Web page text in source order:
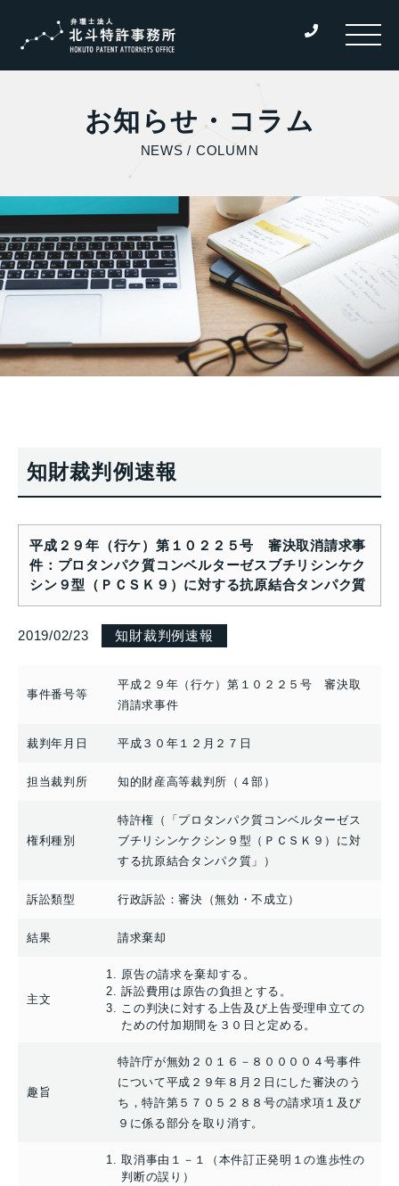
お知らせ・コラム
NEWS / COLUMN
知財裁判例速報
平成２９年（行ケ）第１０２２５号 審決取消請求事
件：プロタンパク質コンベルターゼスブチリシンケク
シン９型（ＰＣＳＫ９）に対する抗原結合タンパク質
2019/02/23 知財裁判例速報
事件番号等
平成２９年（行ケ）第１０２２５号 審決取
消請求事件
裁判年月日 平成３０年１２月２７日
担当裁判所 知的財産高等裁判所（４部）
権利種別
特許権（「プロタンパク質コンベルターゼス
ブチリシンケクシン９型（ＰＣＳＫ９）に対
する抗原結合タンパク質」）
訴訟類型 行政訴訟：審決（無効・不成立）
結果 請求棄却
主文
原告の請求を棄却する。
訴訟費用は原告の負担とする。
この判決に対する上告及び上告受理申立ての
ための付加期間を３０日と定める。
趣旨
特許庁が無効２０１６－８００００４号事件
について平成２９年８月２日にした審決のう
ち，特許第５７０５２８８号の請求項１及び
９に係る部分を取り消す。
取消事由１－１（本件訂正発明１の進歩性の
判断の誤り）